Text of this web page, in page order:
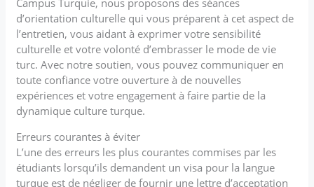
d’orientation culturelle qui vous préparent à cet aspect de
l’entretien, vous aidant à exprimer votre sensibilité
culturelle et votre volonté d’embrasser le mode de vie
turc. Avec notre soutien, vous pouvez communiquer en
toute confiance votre ouverture à de nouvelles
expériences et votre engagement à faire partie de la
dynamique culture turque.
Erreurs courantes à éviter
L’une des erreurs les plus courantes commises par les
étudiants lorsqu’ils demandent un visa pour la langue
turque est de négliger de fournir une lettre d’acceptation